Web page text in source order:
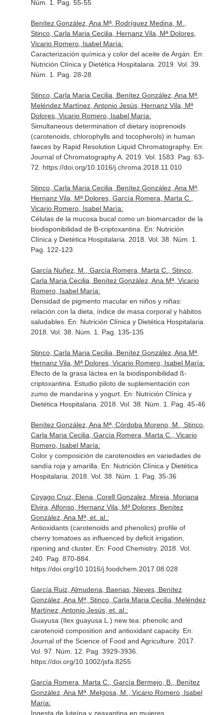
Núm. 1. Pag. 55-55
Benítez González, Ana Mª, Rodríguez Medina, M.,
Stinco, Carla Maria Cecilia, Hernanz Vila, Mª Dolores,
Vicario Romero, Isabel María:
Caracterización química y color del aceite de Argán. En:
Nutrición Clínica y Dietética Hospitalaria . 2019. Vol. 39.
Núm. 1. Pag. 28-28
Stinco, Carla Maria Cecilia, Benítez González, Ana Mª,
Meléndez Martínez, Antonio Jesús, Hernanz Vila, Mª
Dolores, Vicario Romero, Isabel María:
Simultaneous determination of dietary isoprenoids
(carotenoids, chlorophylls and tocopherols) in human
faeces by Rapid Resolution Liquid Chromatography. En:
Journal of Chromatography A. 2019. Vol. 1583. Pag. 63-
72. https://doi.org/10.1016/j.chroma.2018.11.010
Stinco, Carla Maria Cecilia, Benítez González, Ana Mª,
Hernanz Vila, Mª Dolores, García Romera, Marta C.,
Vicario Romero, Isabel María:
Células de la mucosa bucal como un biomarcador de la
biodisponibilidad de B-criptoxantina. En: Nutrición
Clínica y Dietética Hospitalaria . 2018. Vol. 38. Núm. 1.
Pag. 122-123
García Nuñez, M., García Romera, Marta C., Stinco,
Carla Maria Cecilia, Benítez González, Ana Mª, Vicario
Romero, Isabel María:
Densidad de pigmento macular en niños y niñas:
relación con la dieta, índice de masa corporal y hábitos
saludables. En: Nutrición Clínica y Dietética Hospitalaria
2018. Vol. 38. Núm. 1. Pag. 135-135
Stinco, Carla Maria Cecilia, Benítez González, Ana Mª,
Hernanz Vila, Mª Dolores, Vicario Romero, Isabel María:
Efecto de la grasa láctea en la biodisponibilidad ß-
criptoxantina. Estudio piloto de suplementación con
zumo de mandarina y yogurt. En: Nutrición Clínica y
Dietética Hospitalaria . 2018. Vol. 38. Núm. 1. Pag. 45-46
Benítez González, Ana Mª, Córdoba Moreno, M., Stinco,
Carla Maria Cecilia, García Romera, Marta C., Vicario
Romero, Isabel María:
Color y composición de carotenoides en variedades de
sandía roja y amarilla. En: Nutrición Clínica y Dietética
Hospitalaria . 2018. Vol. 38. Núm. 1. Pag. 35-36
Coyago Cruz, Elena, Corell Gonzalez, Mireia, Moriana
Elvira, Alfonso, Hernanz Vila, Mª Dolores, Benítez
González, Ana Mª, et. al.:
Antioxidants (carotenoids and phenolics) profile of
cherry tomatoes as influenced by deficit irrigation,
ripening and cluster. En: Food Chemistry. 2018. Vol.
240. Pag. 870-884.
https://doi.org/10.1016/j.foodchem.2017.08.028
García Ruiz, Almudena, Baenas, Nieves, Benítez
González, Ana Mª, Stinco, Carla Maria Cecilia, Meléndez
Martínez, Antonio Jesús, et. al.:
Guayusa (Ilex guayusa L.) new tea: phenolic and
carotenoid composition and antioxidant capacity. En:
Journal of the Science of Food and Agriculture. 2017.
Vol. 97. Núm. 12. Pag. 3929-3936.
https://doi.org/10.1002/jsfa.8255
García Romera, Marta C., García Bermejo, B., Benítez
González, Ana Mª, Melgosa, M., Vicario Romero, Isabel
María:
Ingesta de luteína y zeaxantina en mujeres